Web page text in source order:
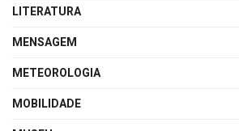
LITERATURA
MENSAGEM
METEOROLOGIA
MOBILIDADE